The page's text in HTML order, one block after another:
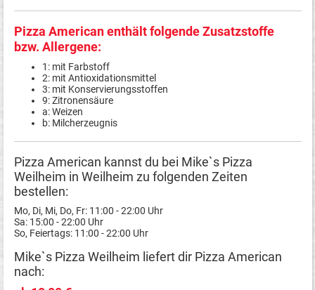
Pizza American enthält folgende Zusatzstoffe
bzw. Allergene:
1: mit Farbstoff
2: mit Antioxidationsmittel
3: mit Konservierungsstoffen
9: Zitronensäure
a: Weizen
b: Milcherzeugnis
Pizza American kannst du bei Mike`s Pizza
Weilheim in Weilheim zu folgenden Zeiten
bestellen:
Mo, Di, Mi, Do, Fr: 11:00 - 22:00 Uhr
Sa: 15:00 - 22:00 Uhr
So, Feiertags: 11:00 - 22:00 Uhr
Mike`s Pizza Weilheim liefert dir Pizza American
nach: